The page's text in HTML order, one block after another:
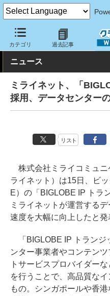
カテゴリ 過去記事
クラウド Watch トピック
ニュース
ミライネット、「
採用、データセンター
リスト
株式会社ミライコミュニ
ライネット）は15日、ビ
E）の「BIGLOBE IP トラ
ミライネットが運営する
速度を大幅に向上したと発
「BIGLOBE IP トランジ
ンター事業者やコンテン
トサービスプロバイダー
を行うことで、高品質な
もの。シンガポールや香